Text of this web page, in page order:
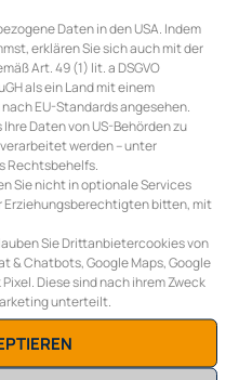
Daten in den USA. Indem
erklären Sie sich auch mit der
Art. 49 (1) lit. a DSGVO
als ein Land mit einem
EU-Standards angesehen.
Daten von US-Behörden zu
werden – unter
Rechtsbehelfs.
Sie nicht in optionale Services
Erziehungsberechtigten bitten, mit
Sie Drittanbietercookies von
& Chatbots, Google Maps, Google
Diese sind nach ihrem Zweck
unterteilt.